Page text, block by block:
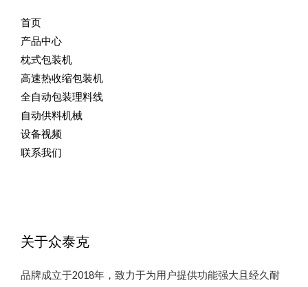
首页
产品中心
枕式包装机
高速热收缩包装机
全自动包装理料线
自动供料机械
设备视频
联系我们
关于众泰克
品牌成立于2018年，致力于为用户提供功能强大且经久耐